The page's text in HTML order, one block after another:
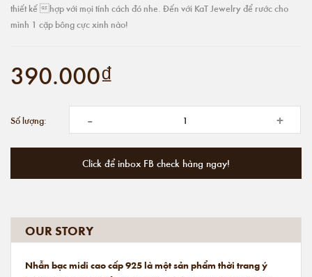
thiết kế hợp với mọi tính cách đó nhe. Đến với KaT Jewelry để rước cho
mình 1 cặp bông cực xinh nào!
390.000₫
Số lượng: - +
Click để inbox FB check hàng ngay!
OUR STORY
Nhẫn bạc midi cao cấp 925 là một sản phẩm thời trang ý